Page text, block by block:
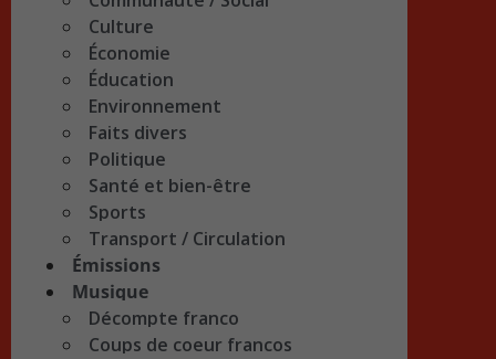
Culture
Économie
Éducation
Environnement
Faits divers
Politique
Santé et bien-être
Sports
Transport / Circulation
Émissions
Musique
Décompte franco
Coups de coeur francos